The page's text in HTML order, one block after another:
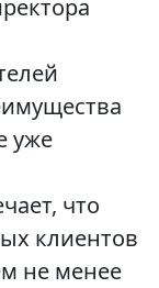
уже
что
клиентов
не менее